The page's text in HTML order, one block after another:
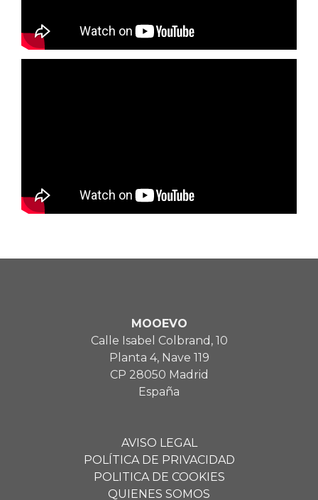
MOOEVO
Calle Isabel Colbrand, 10
Planta 4, Nave 119
CP 28050 Madrid
España
AVISO LEGAL
POLÍTICA DE PRIVACIDAD
POLITICA DE COOKIES
QUIENES SOMOS